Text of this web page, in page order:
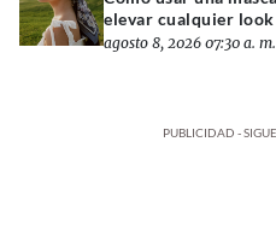
elevar cualquier
agosto 8, 2026 07:30 a. m.
PUBLICIDAD -